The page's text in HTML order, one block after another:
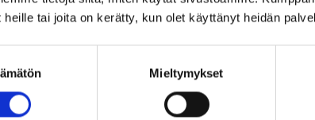
heille tai joita on kerätty, kun olet käyttänyt heidän
Mieltymykset